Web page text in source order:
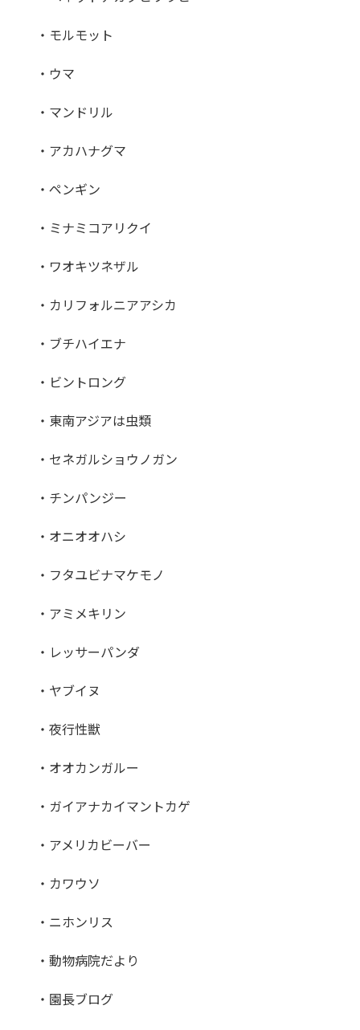
・モルモット
・ウマ
・マンドリル
・アカハナグマ
・ペンギン
・ミナミコアリクイ
・ワオキツネザル
・カリフォルニアアシカ
・ブチハイエナ
・ビントロング
・東南アジアは虫類
・セネガルショウノガン
・チンパンジー
・オニオオハシ
・フタユビナマケモノ
・アミメキリン
・レッサーパンダ
・ヤブイヌ
・夜行性獣
・オオカンガルー
・ガイアナカイマントカゲ
・アメリカビーバー
・カワウソ
・ニホンリス
・動物病院だより
・園長ブログ